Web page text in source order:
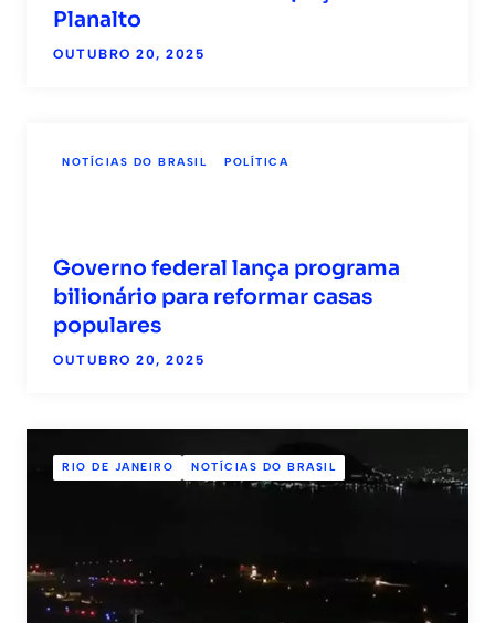
Planalto
OUTUBRO 20, 2025
NOTÍCIAS DO BRASIL POLÍTICA
Governo federal lança programa
bilionário para reformar casas
populares
OUTUBRO 20, 2025
RIO DE JANEIRO NOTÍCIAS DO BRASIL